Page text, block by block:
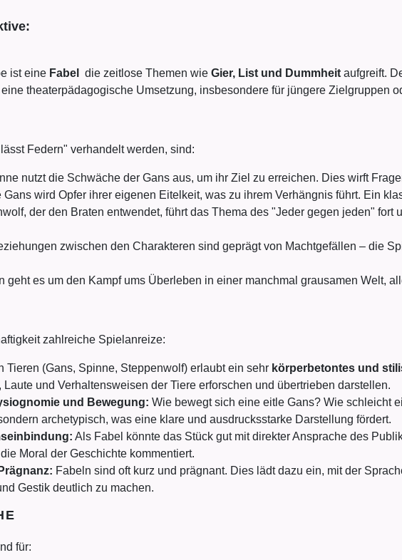
ist eine Fabel die zeitlose Themen wie Gier, List und Dummheit aufgreift.
theaterpädagogische Umsetzung, insbesondere für jüngere Zielgruppen
Federn" verhandelt werden, sind:
nutzt die Schwäche der Gans aus, um ihr Ziel zu erreichen. Dies wirft
Gans wird Opfer ihrer eigenen Eitelkeit, was zu ihrem Verhängnis führt. Ein
der den Braten entwendet, führt das Thema des "Jeder gegen jeden" fort
zwischen den Charakteren sind geprägt von Machtgefällen – die
geht es um den Kampf ums Überleben in einer manchmal grausamen Welt,
zahlreiche Spielanreize:
Tieren (Gans, Spinne, Steppenwolf) erlaubt ein sehr körperbetontes und
und Verhaltensweisen der Tiere erforschen und übertrieben darstellen.
und Bewegung: Wie bewegt sich eine eitle Gans? Wie schleicht
archetypisch, was eine klare und ausdrucksstarke Darstellung fördert.
Als Fabel könnte das Stück gut mit direkter Ansprache des
Moral der Geschichte kommentiert.
Fabeln sind oft kurz und prägnant. Dies lädt dazu ein, mit der
Gestik deutlich zu machen.
für: